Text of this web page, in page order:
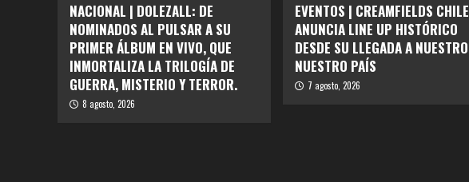
NACIONAL | DOLEZALL: DE
NOMINADOS AL PULSAR A SU
PRIMER ÁLBUM EN VIVO, QUE
INMORTALIZA LA TRILOGÍA DE
GUERRA, MISTERIO Y TERROR.
8 agosto, 2026
EVENTOS | CREAMFIELDS CHILE
ANUNCIA LINE UP HISTÓRICO
DESDE SU LLEGADA A NUESTRO
NUESTRO PAÍS
7 agosto, 2026